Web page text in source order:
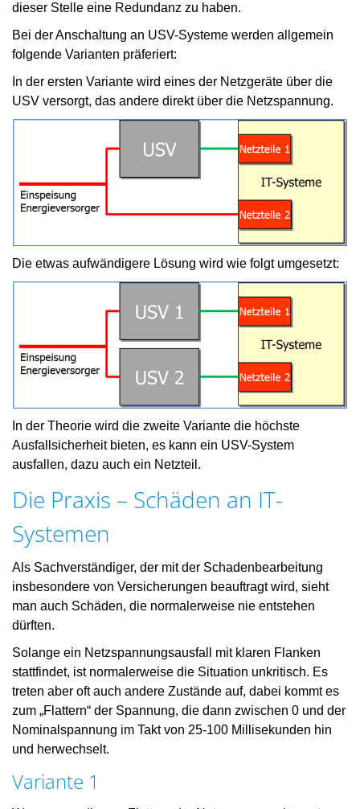
dieser Stelle eine Redundanz zu haben.
Bei der Anschaltung an USV-Systeme werden allgemein
folgende Varianten präferiert:
In der ersten Variante wird eines der Netzgeräte über die
USV versorgt, das andere direkt über die Netzspannung.
Die etwas aufwändigere Lösung wird wie folgt umgesetzt:
In der Theorie wird die zweite Variante die höchste
Ausfallsicherheit bieten, es kann ein USV-System
ausfallen, dazu auch ein Netzteil.
Die Praxis – Schäden an IT-
Systemen
Als Sachverständiger, der mit der Schadenbearbeitung
insbesondere von Versicherungen beauftragt wird, sieht
man auch Schäden, die normalerweise nie entstehen
dürften.
Solange ein Netzspannungsausfall mit klaren Flanken
stattfindet, ist normalerweise die Situation unkritisch. Es
treten aber oft auch andere Zustände auf, dabei kommt es
zum „Flattern“ der Spannung, die dann zwischen 0 und der
Nominalspannung im Takt von 25-100 Millisekunden hin
und herwechselt.
Variante 1